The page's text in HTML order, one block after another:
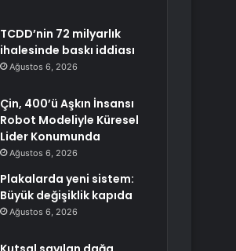
TCDD’nin 72 milyarlık
ihalesinde baskı iddiası
Ağustos 6, 2026
Çin, 400’ü Aşkın İnsansı
Robot Modeliyle Küresel
Lider Konumunda
Ağustos 6, 2026
Plakalarda yeni sistem:
Büyük değişiklik kapıda
Ağustos 6, 2026